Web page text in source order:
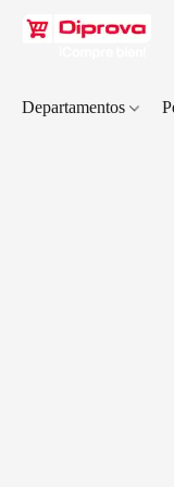
Departamentos